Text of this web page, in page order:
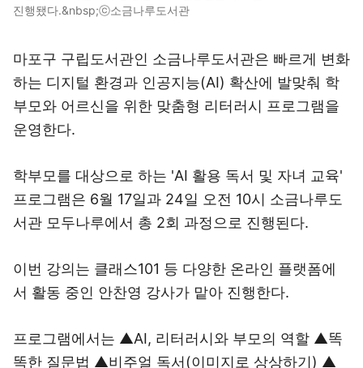
진행됐다.&nbsp;ⓒ소금나루도서관
마포구 구립도서관인 소금나루도서관은 빠르게 변화
하는 디지털 환경과 인공지능(AI) 확산에 발맞춰 학
부모와 어르신을 위한 맞춤형 리터러시 프로그램을
운영한다.
학부모를 대상으로 하는 'AI 활용 독서 및 자녀 교육'
프로그램은 6월 17일과 24일 오전 10시 소금나루도
서관 모두나루에서 총 2회 과정으로 진행된다.
이번 강의는 클래스101 등 다양한 온라인 플랫폼에
서 활동 중인 안찬영 강사가 맡아 진행한다.
프로그램에서는 ▲AI, 리터러시와 부모의 역할 ▲똑
똑한 질문법 ▲비주얼 독서(이미지로 상상하기) ▲